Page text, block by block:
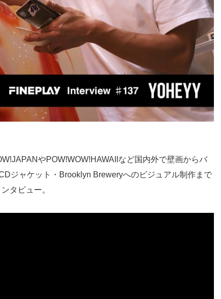
やPOW!WOW!HAWAIIなど国内外で壁画からバ
ジャケット・Brooklyn Breweryへのビジュアル制作まで
タビュー。